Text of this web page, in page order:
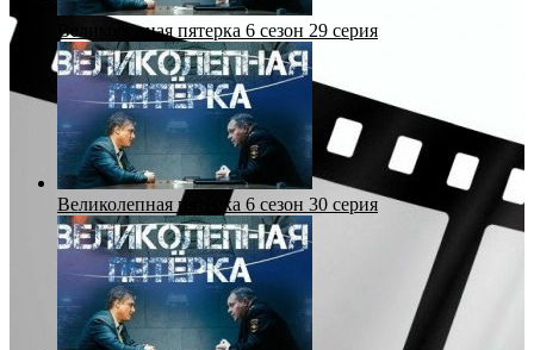
Великолепная пятерка 6 сезон 29 серия
Великолепная пятерка 6 сезон 30 серия